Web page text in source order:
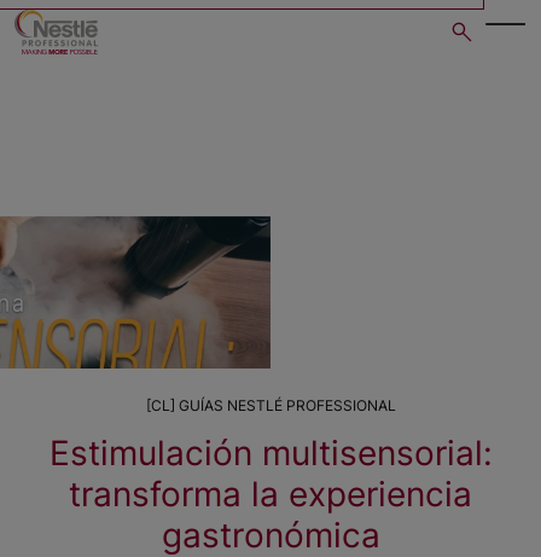
Skip
[CL] GUÍAS NESTLÉ PROFESSIONAL
Estimulación multisensorial:
transforma la experiencia
gastronómica